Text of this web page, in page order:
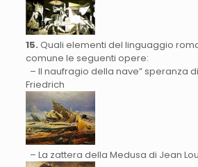
15. Quali elementi del linguaggio
comune le seguenti opere:
– Il naufragio della nave” speranza
Friedrich
– La zattera della Medusa di Jean